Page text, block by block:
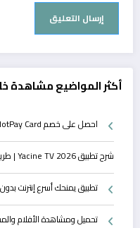
أكثر المواضيع مشاهدة
احصل على خصم RedotPay Card كوبونات حصرية
شرح تطبيق Yacine TV 2026 | طريقة تحميل وتثبيت واستخدام التطبيق خطوة بخطوة
تطبيق يمنحك أسرع إنترنت
تحميل ومشاهدة الأفلام